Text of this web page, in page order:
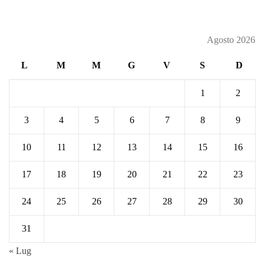
Agosto 2026
L M M G V S D
1 2
3 4 5 6 7 8 9
10 11 12 13 14 15 16
17 18 19 20 21 22 23
24 25 26 27 28 29 30
31
« Lug